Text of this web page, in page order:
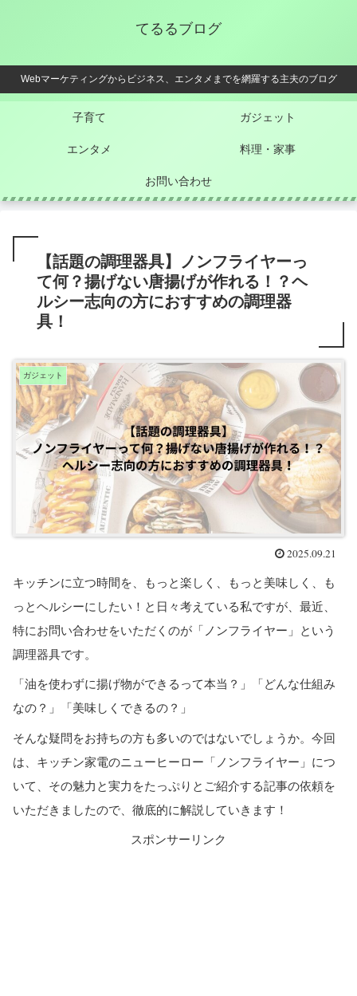
てるるブログ
Webマーケティングからビジネス、エンタメまでを網羅する主夫のブログ
子育て ガジェット
エンタメ 料理・家事
お問い合わせ
【話題の調理器具】ノンフライヤーっ
て何？揚げない唐揚げが作れる！？ヘ
ルシー志向の方におすすめの調理器
具！
ガジェット
2025.09.21
キッチンに立つ時間を、もっと楽しく、もっと美味しく、も
っとヘルシーにしたい！と日々考えている私ですが、最近、
特にお問い合わせをいただくのが「ノンフライヤー」という
調理器具です。
「油を使わずに揚げ物ができるって本当？」「どんな仕組み
なの？」「美味しくできるの？」
そんな疑問をお持ちの方も多いのではないでしょうか。今回
は、キッチン家電のニューヒーロー「ノンフライヤー」につ
いて、その魅力と実力をたっぷりとご紹介する記事の依頼を
いただきましたので、徹底的に解説していきます！
スポンサーリンク